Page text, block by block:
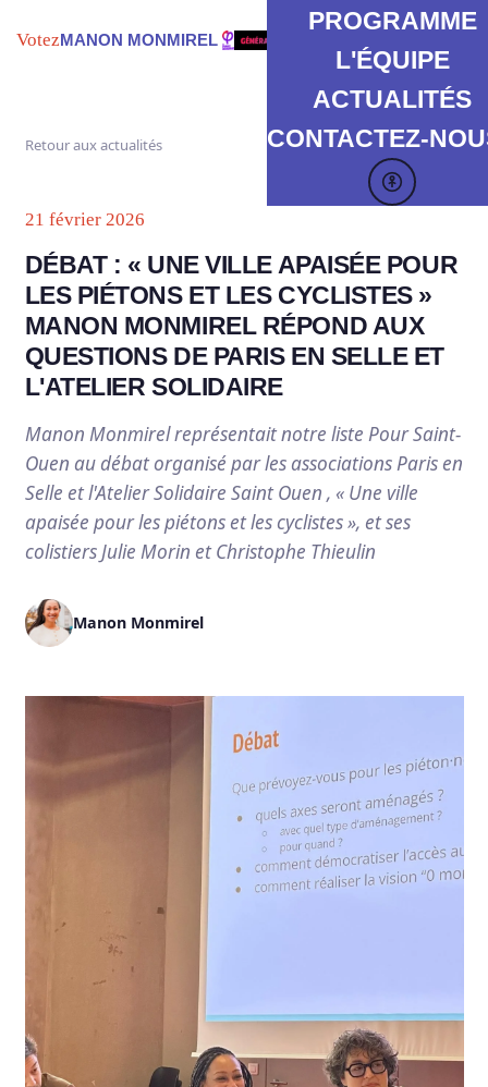
VotezMANON MONMIREL
PROGRAMME
L'ÉQUIPE
ACTUALITÉS
CONTACTEZ-
Retour aux actualités
21 février 2026
DÉBAT : « UNE VILLE APAISÉE POUR
LES PIÉTONS ET LES CYCLISTES »
MANON MONMIREL RÉPOND AUX
QUESTIONS DE PARIS EN SELLE ET
L'ATELIER SOLIDAIRE
Manon Monmirel représentait notre liste Pour Saint-
Ouen au débat organisé par les associations Paris en
Selle et l'Atelier Solidaire Saint Ouen , « Une ville
apaisée pour les piétons et les cyclistes », et ses
colistiers Julie Morin et Christophe Thieulin
Manon Monmirel